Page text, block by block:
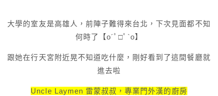
大學的室友是高雄人，前陣子難得來台北，下次見面都不知
何時了【o´ﾟ□ﾟ`o】
跟她在行天宮附近晃不知道吃什麼，剛好看到了這間餐廳就
進去啦
Uncle Laymen 雷蒙叔叔，專業門外漢的廚房